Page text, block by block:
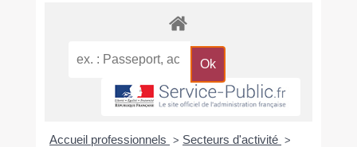
Accueil professionnels > Secteurs d'activité >